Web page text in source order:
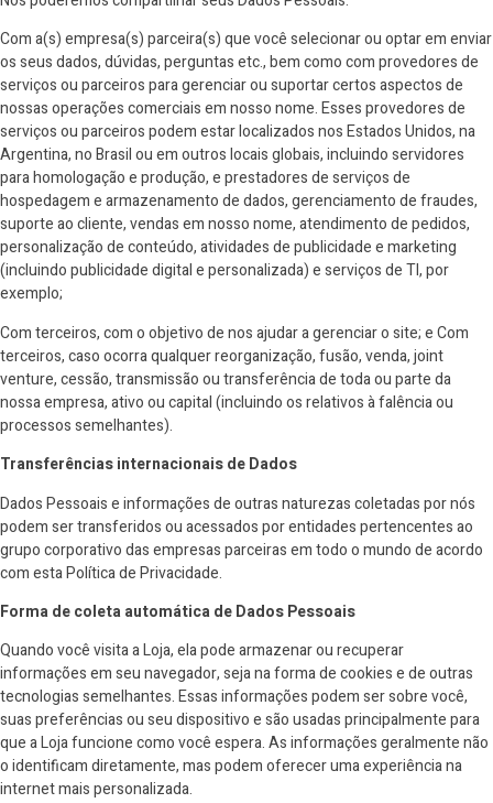
Com a(s) empresa(s) parceira(s) que você selecionar ou optar em enviar
os seus dados, dúvidas, perguntas etc., bem como com provedores de
serviços ou parceiros para gerenciar ou suportar certos aspectos de
nossas operações comerciais em nosso nome. Esses provedores de
serviços ou parceiros podem estar localizados nos Estados Unidos, na
Argentina, no Brasil ou em outros locais globais, incluindo servidores
para homologação e produção, e prestadores de serviços de
hospedagem e armazenamento de dados, gerenciamento de fraudes,
suporte ao cliente, vendas em nosso nome, atendimento de pedidos,
personalização de conteúdo, atividades de publicidade e marketing
(incluindo publicidade digital e personalizada) e serviços de TI, por
exemplo;
Com terceiros, com o objetivo de nos ajudar a gerenciar o site; e Com
terceiros, caso ocorra qualquer reorganização, fusão, venda, joint
venture, cessão, transmissão ou transferência de toda ou parte da
nossa empresa, ativo ou capital (incluindo os relativos à falência ou
processos semelhantes).
Transferências internacionais de Dados
Dados Pessoais e informações de outras naturezas coletadas por nós
podem ser transferidos ou acessados por entidades pertencentes ao
grupo corporativo das empresas parceiras em todo o mundo de acordo
com esta Política de Privacidade.
Forma de coleta automática de Dados Pessoais
Quando você visita a Loja, ela pode armazenar ou recuperar
informações em seu navegador, seja na forma de cookies e de outras
tecnologias semelhantes. Essas informações podem ser sobre você,
suas preferências ou seu dispositivo e são usadas principalmente para
que a Loja funcione como você espera. As informações geralmente não
o identificam diretamente, mas podem oferecer uma experiência na
internet mais personalizada.